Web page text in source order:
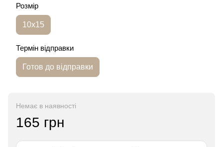
Розмір
10х15
Термін відправки
Готов до відправки
Немає в наявності
165 грн